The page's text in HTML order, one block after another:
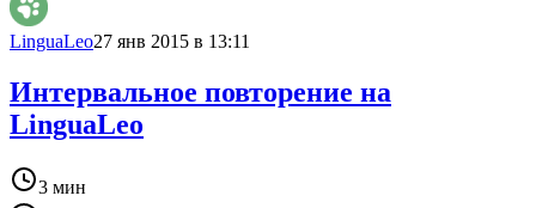
LinguaLeo27 янв 2015 в 13:11
Интервальное повторение на
LinguaLeo
3 мин